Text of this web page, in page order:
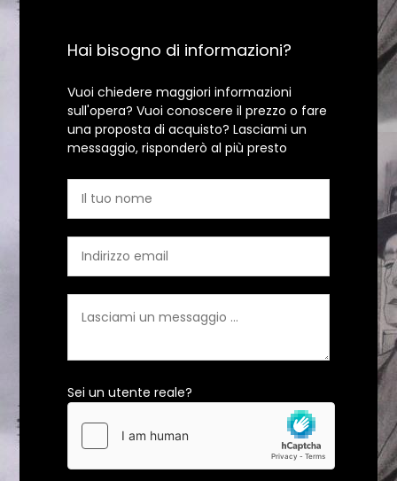
Hai bisogno di informazioni?
Vuoi chiedere maggiori informazioni
sull'opera? Vuoi conoscere il prezzo o fare
una proposta di acquisto? Lasciami un
messaggio, risponderò al più presto
Sei un utente reale?